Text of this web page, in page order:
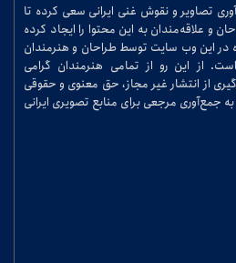
تصاویر و نقوش غنی ایرانی سعی کرده تا
و علاقه‌مندان به این محتوا را ایجاد کرده
در این وب سایت توسط طراحان و هنرمندان
از این رو از تمامی هنرمندان گرامی
از انتشار غیر مجاز، حق معنوی و حقوقی
جمع‌آوری مرجعی برای منابع تصویری ایرانی